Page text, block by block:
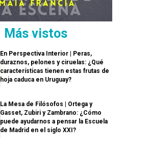
Más vistos
En Perspectiva Interior | Peras,
duraznos, pelones y ciruelas: ¿Qué
características tienen estas frutas de
hoja caduca en Uruguay?
La Mesa de Filósofos | Ortega y
Gasset, Zubiri y Zambrano: ¿Cómo
puede ayudarnos a pensar la Escuela
de Madrid en el siglo XXI?